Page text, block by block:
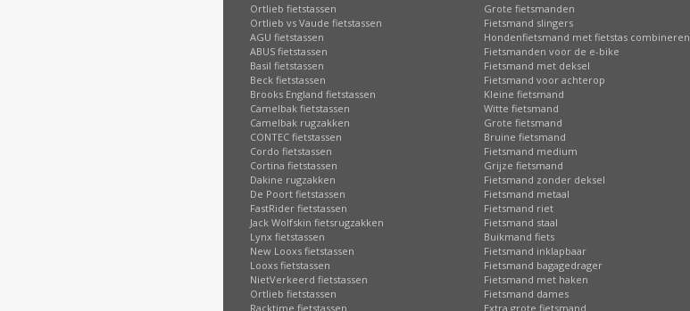
Ortlieb fietstassen
Ortlieb vs Vaude fietstassen
AGU fietstassen
ABUS fietstassen
Basil fietstassen
Beck fietstassen
Brooks England fietstassen
Camelbak fietstassen
Camelbak rugzakken
CONTEC fietstassen
Cordo fietstassen
Cortina fietstassen
Dakine rugzakken
De Poort fietstassen
FastRider fietstassen
Jack Wolfskin fietsrugzakken
Lynx fietstassen
New Looxs fietstassen
Looxs fietstassen
NietVerkeerd fietstassen
Ortlieb fietstassen
Racktime fietstassen
Grote fietsmanden
Fietsmand slingers
Hondenfietsmand met fietstas combineren
Fietsmanden voor de e-bike
Fietsmand met deksel
Fietsmand voor achterop
Kleine fietsmand
Witte fietsmand
Grote fietsmand
Bruine fietsmand
Fietsmand medium
Grijze fietsmand
Fietsmand zonder deksel
Fietsmand metaal
Fietsmand riet
Fietsmand staal
Buikmand fiets
Fietsmand inklapbaar
Fietsmand bagagedrager
Fietsmand met haken
Fietsmand dames
Extra grote fietsmand